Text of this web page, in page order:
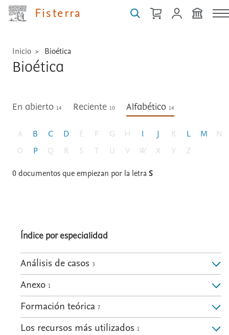
Fisterra
Inicio Bioética
Bioética
En abierto 14 Reciente 10 Alfabético 14
A B C D E F G H I J K L M
N
O
P Q R S T U V W X Y Z
0documentos que empiezan por la letra S
Índice por especialidad
Análisis de casos 3
Anexo 1
Formación teórica 7
Los recursos más utilizados 1